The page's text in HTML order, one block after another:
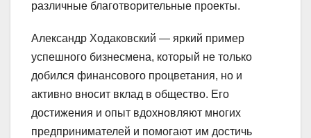
различные благотворительные проекты.
Александр Ходаковский — яркий пример
успешного бизнесмена, который не только
добился финансового процветания, но и
активно вносит вклад в общество. Его
достижения и опыт вдохновляют многих
предпринимателей и помогают им достичь